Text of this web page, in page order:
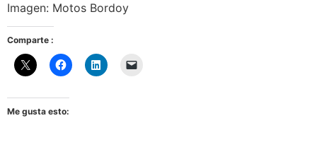
Imagen: Motos Bordoy
Comparte :
Me gusta esto: